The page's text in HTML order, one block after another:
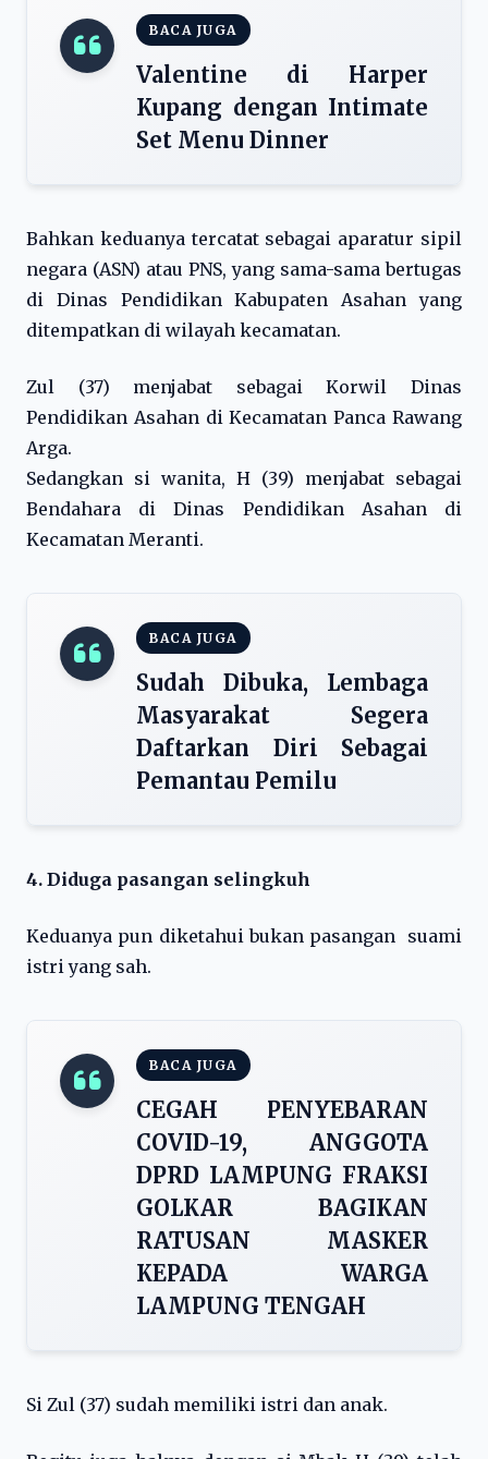
BACA JUGA
Valentine di Harper
Kupang dengan Intimate
Set Menu Dinner
Bahkan keduanya tercatat sebagai aparatur sipil
negara (ASN) atau PNS, yang sama-sama bertugas
di Dinas Pendidikan Kabupaten Asahan yang
ditempatkan di wilayah kecamatan.
Zul (37) menjabat sebagai Korwil Dinas
Pendidikan Asahan di Kecamatan Panca Rawang
Arga.
Sedangkan si wanita, H (39) menjabat sebagai
Bendahara di Dinas Pendidikan Asahan di
Kecamatan Meranti.
BACA JUGA
Sudah Dibuka, Lembaga
Masyarakat Segera
Daftarkan Diri Sebagai
Pemantau Pemilu
4. Diduga pasangan selingkuh
Keduanya pun diketahui bukan pasangan suami
istri yang sah.
BACA JUGA
CEGAH PENYEBARAN
COVID-19, ANGGOTA
DPRD LAMPUNG FRAKSI
GOLKAR BAGIKAN
RATUSAN MASKER
KEPADA WARGA
LAMPUNG TENGAH
Si Zul (37) sudah memiliki istri dan anak.